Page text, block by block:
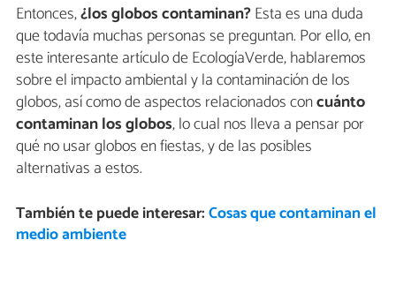
Entonces,¿los globos contaminan?Esta es una duda
que todavía muchas personas se preguntan. Por ello, en
este interesante artículo de EcologíaVerde, hablaremos
sobre el impacto ambiental y la contaminación de los
globos, así como de aspectos relacionados concuánto
contaminan los globos, lo cual nos lleva a pensar por
qué no usar globos en fiestas, y de las posibles
alternativas a estos.
También te puede interesar:Cosas que contaminan el
medio ambiente